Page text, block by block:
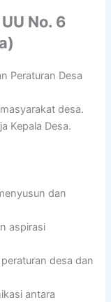
No. 6
Peraturan Desa
desa.
Kepala Desa.
dan
aspirasi
desa dan
antara